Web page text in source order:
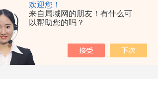
欢迎您！
来自局域网的朋友！有什么可
以帮助您的吗？